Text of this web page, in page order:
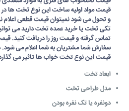
قیمت مواد اولیه ساخت این نوع تخت ها در
و تحول می شود نمیتوان قیمت قطعی اعلام
تکی تخت یا خرید عمده تخت دارید می
تماس گرفته و قیمت روز را دریافت کنید.
سفارش شما مشتریان به شما اعلام می شود.
قیمت این نوع تخت خواب ها تاثیر می
ابعاد تخت
مدل طراحی تخت
دونفره یا تک نفره بودن